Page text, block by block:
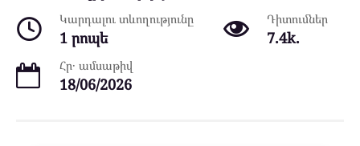
Կարդալու տևողությունը
1 րոպե
Դիտումներ
7.4k.
Հր․ ամսաթիվ
18/06/2026